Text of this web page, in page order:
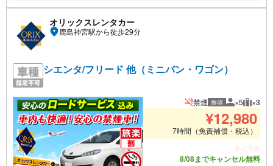
オリックスレンタカー
鹿島神宮駅から徒歩29分
シエンタ/フリード 他（ミニバン・ワゴン）
禁煙 推奨 推奨人数
×5 推奨
×3
¥12,980
7時間（免責補償・税込）
8/08までキャンセル無料